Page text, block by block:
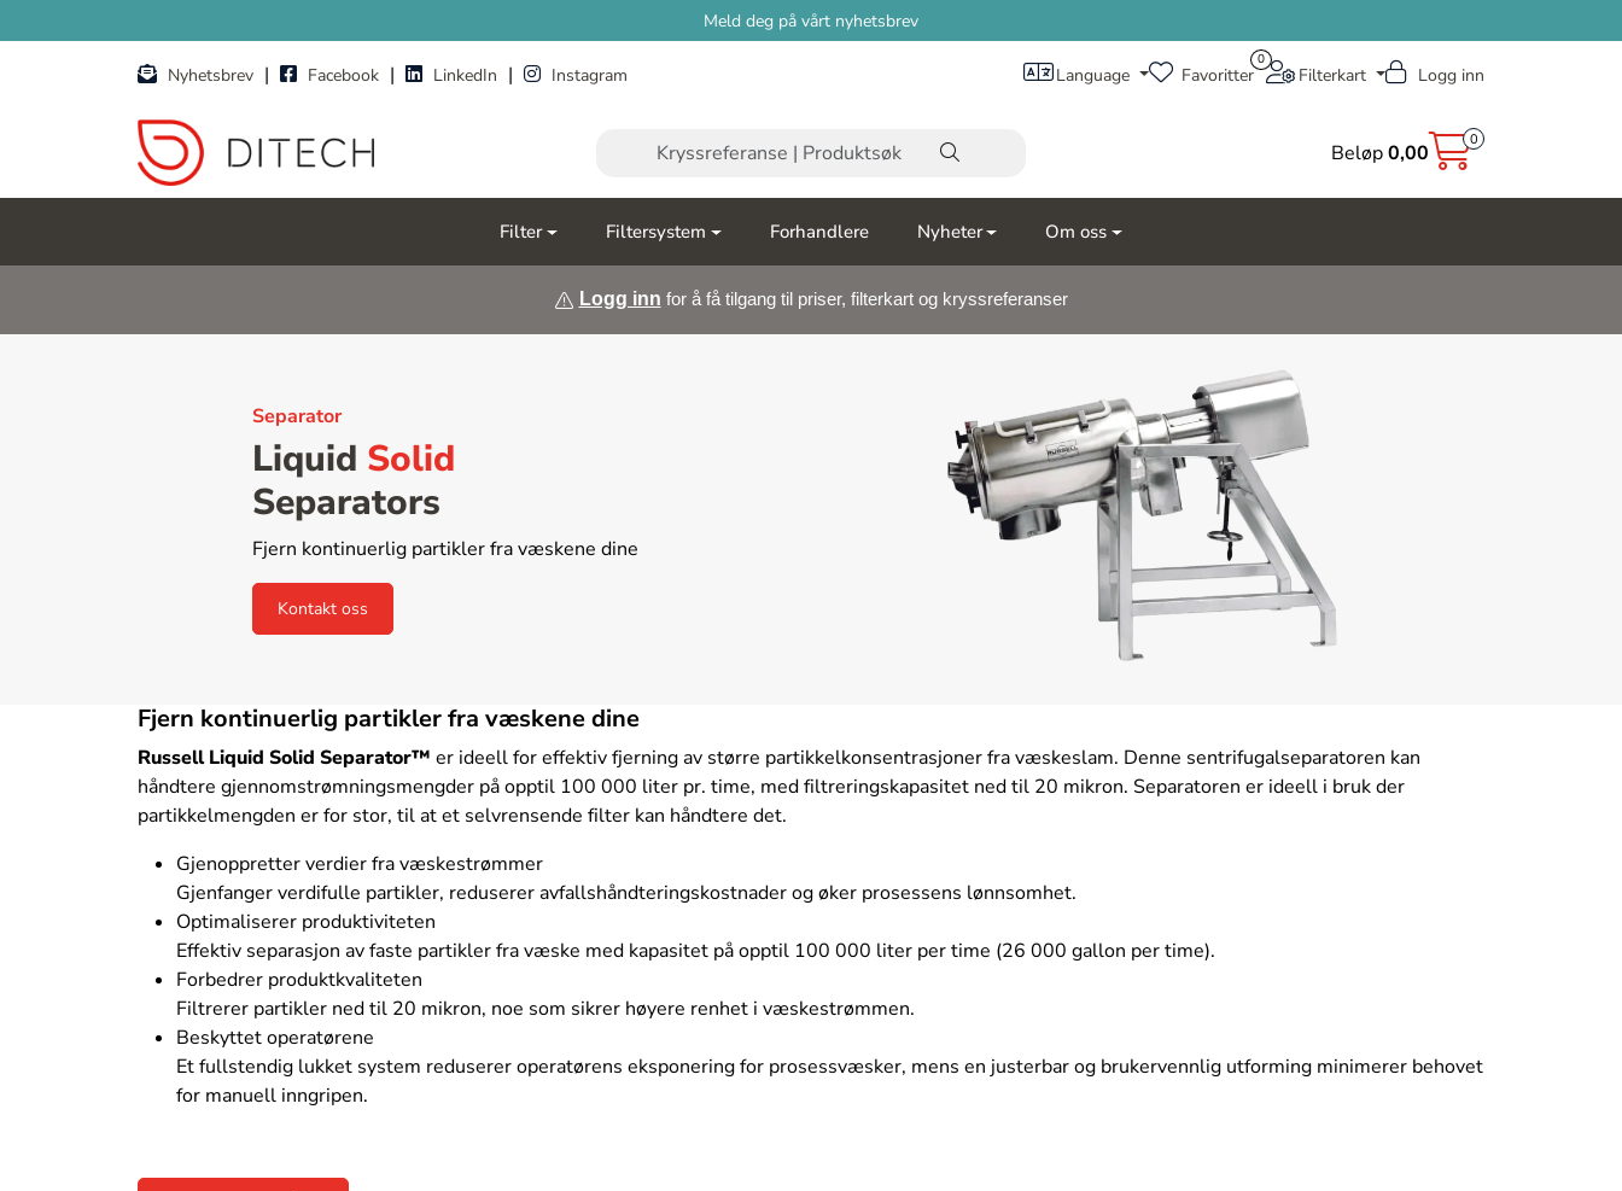
Meld deg på vårt nyhetsbrev
Nyhetsbrev | Facebook | LinkedIn | Instagram Language
0
Favoritter Filterkart Logg inn
Beløp0,00 0
Filter Filtersystem Forhandlere Nyheter Om oss
Logg inn for å få tilgang til priser, filterkart og kryssreferanser
Separator
Liquid Solid
Separators
Fjern kontinuerlig partikler fra væskene dine
Kontakt oss
Fjern kontinuerlig partikler fra væskene dine
Russell Liquid Solid Separator™ er ideell for effektiv fjerning av større partikkelkonsentrasjoner fra væskeslam. Denne sentrifugalseparatoren kan
håndtere gjennomstrømningsmengder på opptil 100 000 liter pr. time, med filtreringskapasitet ned til 20 mikron. Separatoren er ideell i bruk der
partikkelmengden er for stor, til at et selvrensende filter kan håndtere det.
Gjenoppretter verdier fra væskestrømmer
Gjenfanger verdifulle partikler, reduserer avfallshåndteringskostnader og øker prosessens lønnsomhet.
Optimaliserer produktiviteten
Effektiv separasjon av faste partikler fra væske med kapasitet på opptil 100 000 liter per time (26 000 gallon per time).
Forbedrer produktkvaliteten
Filtrerer partikler ned til 20 mikron, noe som sikrer høyere renhet i væskestrømmen.
Beskyttet operatørene
Et fullstendig lukket system reduserer operatørens eksponering for prosessvæsker, mens en justerbar og brukervennlig utforming minimerer behovet
for manuell inngripen.